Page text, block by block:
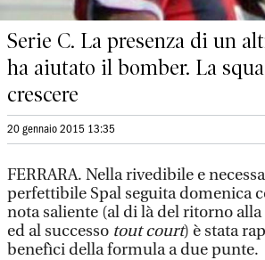
Serie C. La presenza di un
ha aiutato il bomber. La
crescere
20 gennaio 2015 13:35
FERRARA. Nella rivedibile e
perfettibile Spal seguita domenica
nota saliente (al di là del ritorno
ed al successo tout court) è stata
benefìci della formula a due punte.